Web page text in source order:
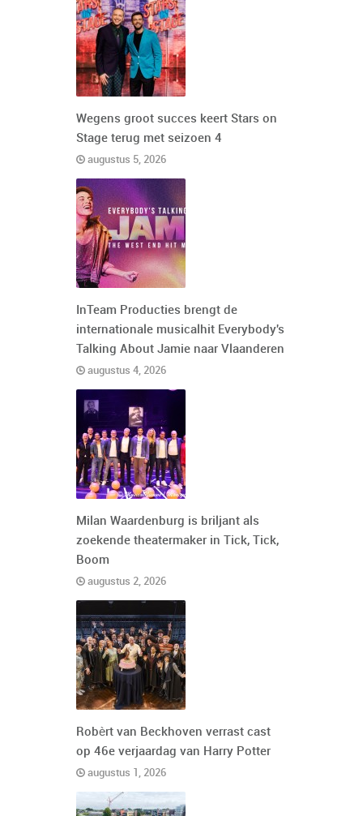
Wegens groot succes keert Stars on
Stage terug met seizoen 4
augustus 5, 2026
InTeam Producties brengt de
internationale musicalhit Everybody's
Talking About Jamie naar Vlaanderen
augustus 4, 2026
Milan Waardenburg is briljant als
zoekende theatermaker in Tick, Tick,
Boom
augustus 2, 2026
Robèrt van Beckhoven verrast cast
op 46e verjaardag van Harry Potter
augustus 1, 2026